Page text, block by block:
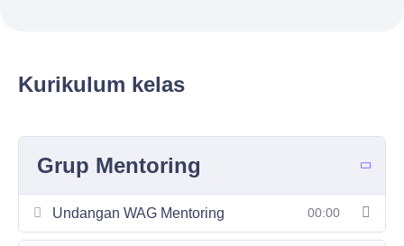
Kurikulum kelas
Grup Mentoring
Undangan WAG Mentoring 00:00